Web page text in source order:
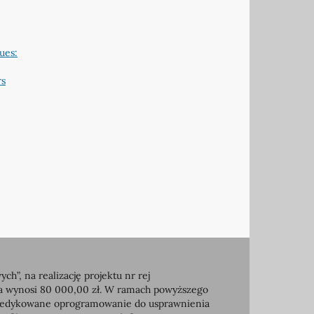
na realizację projektu nr rej
80 000,00 zł. W ramach powyższego
oprogramowanie do usprawnienia